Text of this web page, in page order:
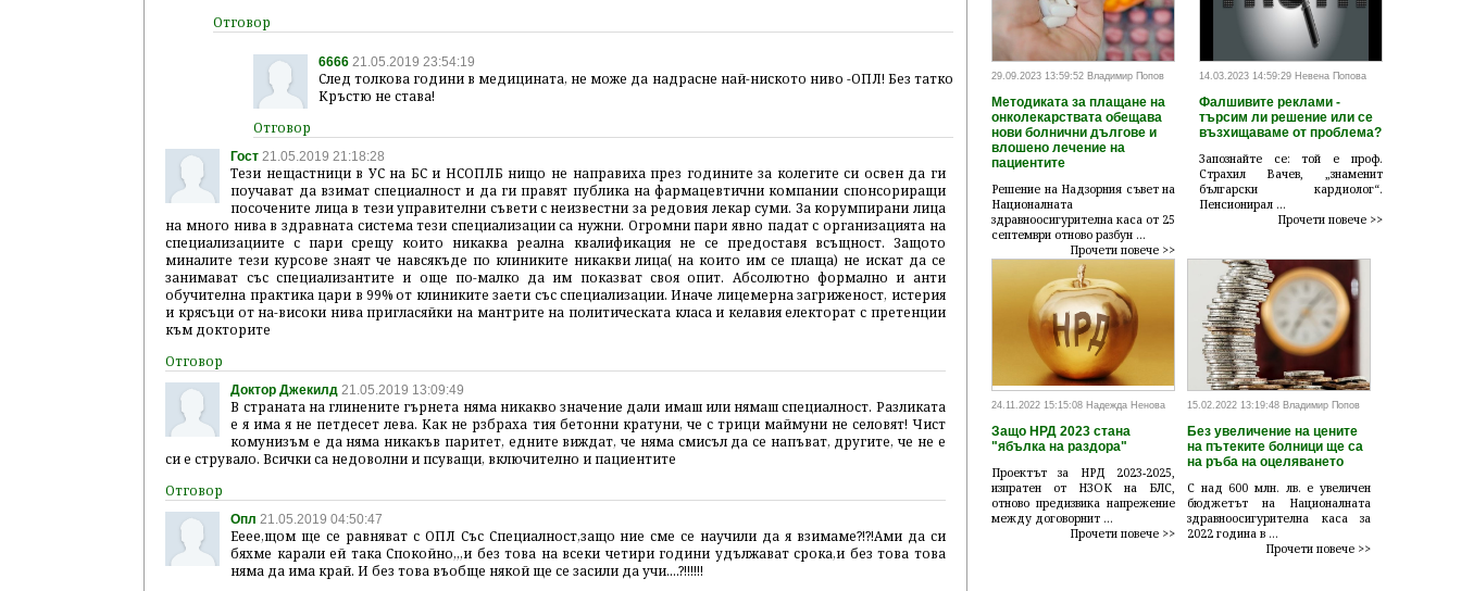
666621.05.2019 23:54:19
След толкова години в медицината, не може да надрасне най-ниското ниво -ОПЛ! Без татко
Кръстю не става!
Гост 21.05.2019 21:18:28
Тези нещастници в УС на БС и НСОПЛБ нищо не направиха през годините за колегите си освен да ги
поучават да взимат специалност и да ги правят публика на фармацевтични компании спонсориращи
посочените лица в тези управителни съвети с неизвестни за редовия лекар суми. За корумпирани лица
на много нива в здравната система тези специализации са нужни. Огромни пари явно падат с организацията на
специализациите с пари срещу които никаква реална квалификация не се предоставя всъщност. Защото
миналите тези курсове знаят че навсякъде по клиниките никакви лица( на които им се плаща) не искат да се
занимават със специализантите и още по-малко да им показват своя опит. Абсолютно формално и анти
обучителна практика цари в 99% от клиниките заети със специализации. Иначе лицемерна загриженост, истерия
и крясъци от на-високи нива пригласяйки на мантрите на политическата класа и келавия електорат с претенции
към докторите
Доктор Джекилд 21.05.2019 13:09:49
В страната на глинените гърнета няма никакво значение дали имаш или нямаш специалност. Разликата
е я има я не петдесет лева. Как не рзбраха тия бетонни кратуни, че с трици маймуни не селовят! Чист
комунизъм е да няма никакъв паритет, едните виждат, че няма смисъл да се напъват, другите, че не е
си е струвало. Всички са недоволни и псуващи, включително и пациентите
Опл 21.05.2019 04:50:47
Ееее,щом ще се равняват с ОПЛ Със Специалност,защо ние сме се научили да я взимаме?!?!Ами да си
бяхме карали ей така Спокойно,,,и без това на всеки четири години удължават срока,и без това това
няма да има край. И без това въобще някой ще се засили да учи....?!!!!!!
29.09.2023 13:59:52 Владимир Попов
Методиката за плащане на
онколекарствата обещава
нови болнични дългове и
влошено лечение на
пациентите
Решение на Надзорния съвет на
Националната
здравноосигурителна каса от 25
септември отново разбун ...
Прочети повече >>
14.03.2023 14:59:29 Невена Попова
Фалшивите реклами -
търсим ли решение или се
възхищаваме от проблема?
Запознайте се: той е проф.
Страхил Вачев, „знаменит
български кардиолог“.
Пенсионирал ...
Прочети повече >>
24.11.2022 15:15:08 Надежда Ненова
Защо НРД 2023 стана
"ябълка на раздора"
Проектът за НРД 2023-2025,
изпратен от НЗОК на БЛС,
отново предизвика напрежение
между договорнит ...
Прочети повече >>
15.02.2022 13:19:48 Владимир Попов
Без увеличение на цените
на пътеките болници ще са
на ръба на оцеляването
С над 600 млн. лв. е увеличен
бюджетът на Националната
здравноосигурителна каса за
2022 година в ...
Прочети повече >>